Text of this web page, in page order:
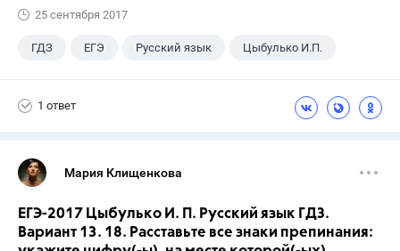
25 сентября 2017
ГДЗ ЕГЭ Русский язык Цыбулько И.П.
1 ответ
Мария Клищенкова
ЕГЭ-2017 Цыбулько И. П. Русский язык ГДЗ.
Вариант 13. 18. Расставьте все знаки препинания: